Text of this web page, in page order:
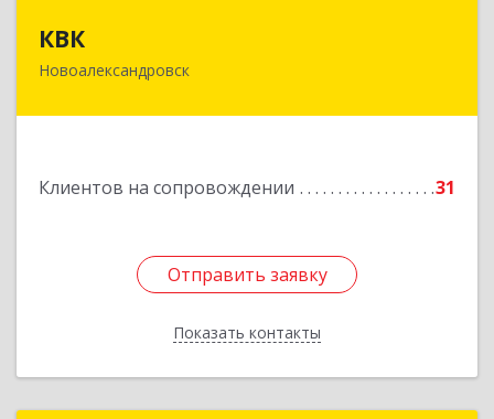
КВК
Новоалександровск
Клиентов на сопровождении 31
Отправить заявку
Показать контакты
Подробнее
Отправить заявку
Назад